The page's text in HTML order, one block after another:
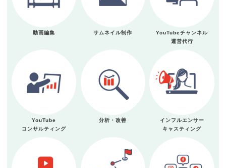
動画編集 サムネイル制作
YouTubeチャンネル
運営代行
YouTube
コンサルティング
分析・改善
インフルエンサー
キャスティング